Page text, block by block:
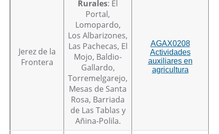
Jerez de la
Frontera
Rurales: El
Portal,
Lomopardo,
Los Albarizones,
Las Pachecas, El
Mojo, Baldio-
Gallardo,
Torremelgarejo,
Mesas de Santa
Rosa, Barriada
de Las Tablas y
Añina-Polila.
AGAX0208
Actividades
auxiliares en
agricultura